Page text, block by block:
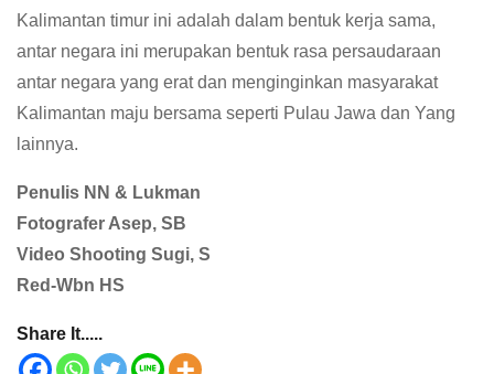
Kalimantan timur ini adalah dalam bentuk kerja sama,
antar negara ini merupakan bentuk rasa persaudaraan
antar negara yang erat dan menginginkan masyarakat
Kalimantan maju bersama seperti Pulau Jawa dan Yang
lainnya.
Penulis NN & Lukman
Fotografer Asep, SB
Video Shooting Sugi, S
Red-Wbn HS
Share It.....